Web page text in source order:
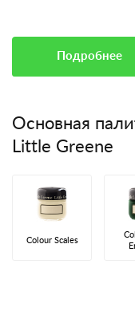
Подробнее
Основная
Little Greene
Colour Scales